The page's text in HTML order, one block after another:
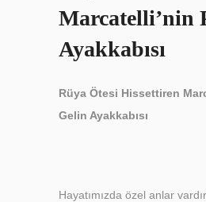
Marcatelli’nin
Ayakkabısı
Rüya Ötesi Hissettiren
Gelin Ayakkabısı
Hayatımızda özel anlar